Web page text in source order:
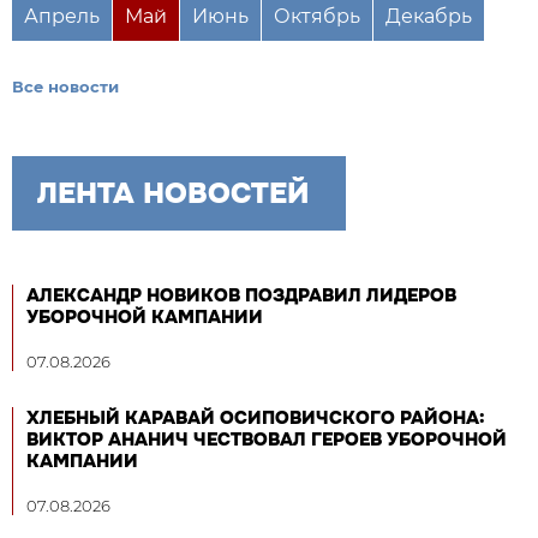
Апрель Май Июнь Октябрь Декабрь
Все новости
ЛЕНТА НОВОСТЕЙ
АЛЕКСАНДР НОВИКОВ ПОЗДРАВИЛ ЛИДЕРОВ
УБОРОЧНОЙ КАМПАНИИ
07.08.2026
ХЛЕБНЫЙ КАРАВАЙ ОСИПОВИЧСКОГО РАЙОНА:
ВИКТОР АНАНИЧ ЧЕСТВОВАЛ ГЕРОЕВ УБОРОЧНОЙ
КАМПАНИИ
07.08.2026